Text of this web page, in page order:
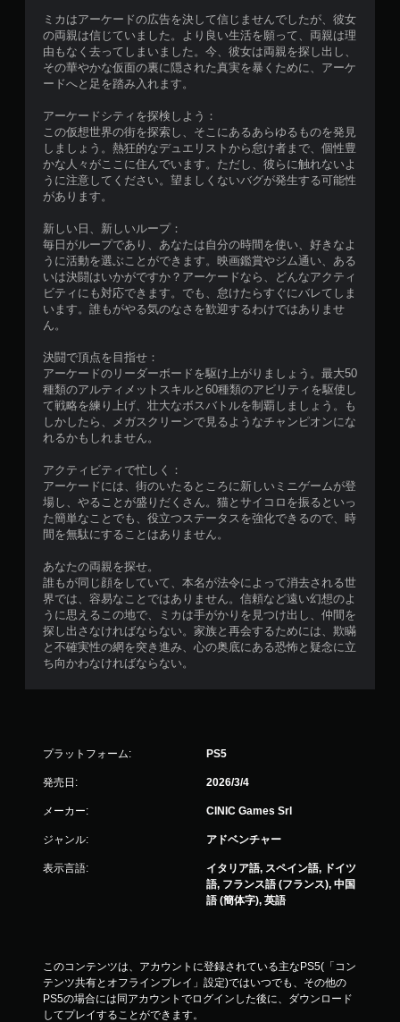
し
た
と
き
の
抗
効
果
を
使
わ
く
て
も
ゲ
ー
ム
レ
イ
で
き
ま
す
ミカはアーケードの広告を決して信じませんでしたが、彼女
の両親は信じていました。より良い生活を願って、両親は理
由もなく去ってしまいました。今、彼女は両親を探し出し、
その華やかな仮面の裏に隠された真実を暴くために、アーケ
ードへと足を踏み入れます。
アーケードシティを探検しよう：
この仮想世界の街を探索し、そこにあるあらゆるものを発見
しましょう。熱狂的なデュエリストから怠け者まで、個性豊
かな人々がここに住んでいます。ただし、彼らに触れないよ
うに注意してください。望ましくないバグが発生する可能性
があります。
新しい日、新しいループ：
毎日がループであり、あなたは自分の時間を使い、好きなよ
うに活動を選ぶことができます。映画鑑賞やジム通い、ある
いは決闘はいかがですか？アーケードなら、どんなアクティ
ビティにも対応できます。でも、怠けたらすぐにバレてしま
います。誰もがやる気のなさを歓迎するわけではありませ
ん。
決闘で頂点を目指せ：
アーケードのリーダーボードを駆け上がりましょう。最大50
種類のアルティメットスキルと60種類のアビリティを駆使し
て戦略を練り上げ、壮大なボスバトルを制覇しましょう。も
しかしたら、メガスクリーンで見るようなチャンピオンにな
れるかもしれません。
アクティビティで忙しく：
アーケードには、街のいたるところに新しいミニゲームが登
場し、やることが盛りだくさん。猫とサイコロを振るといっ
た簡単なことでも、役立つステータスを強化できるので、時
間を無駄にすることはありません。
あなたの両親を探せ。
誰もが同じ顔をしていて、本名が法令によって消去される世
界では、容易なことではありません。信頼など遠い幻想のよ
うに思えるこの地で、ミカは手がかりを見つけ出し、仲間を
探し出さなければならない。家族と再会するためには、欺瞞
と不確実性の網を突き進み、心の奥底にある恐怖と疑念に立
ち向かわなければならない。
プラットフォーム: PS5
発売日: 2026/3/4
メーカー: CINIC Games Srl
ジャンル: アドベンチャー
表示言語:
イタリア語, スペイン語, ドイツ
語, フランス語 (フランス), 中国
語 (簡体字), 英語
このコンテンツは、アカウントに登録されている主なPS5(「コン
テンツ共有とオフラインプレイ」設定)ではいつでも、その他の
PS5の場合には同アカウントでログインした後に、ダウンロード
してプレイすることができます。